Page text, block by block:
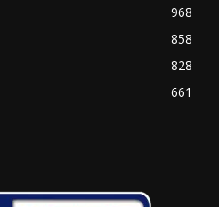
968
858
828
661